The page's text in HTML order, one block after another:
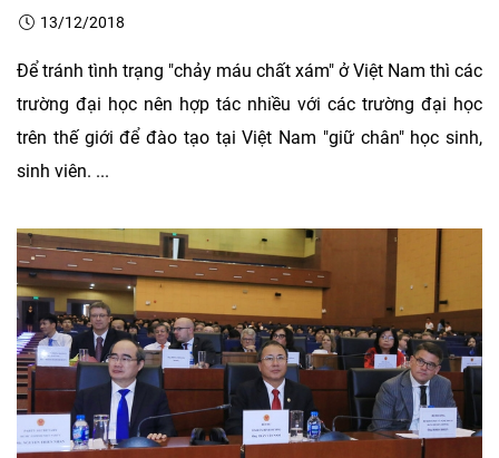
13/12/2018
Để tránh tình trạng "chảy máu chất xám" ở Việt Nam thì các
trường đại học nên hợp tác nhiều với các trường đại học
trên thế giới để đào tạo tại Việt Nam "giữ chân" học sinh,
sinh viên. ...